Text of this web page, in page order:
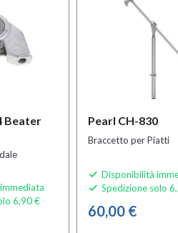
Beater
6,90 €
Pearl CH-830
Braccetto per Piatti
 Disponibilità
 Spedizione solo
60,00 €